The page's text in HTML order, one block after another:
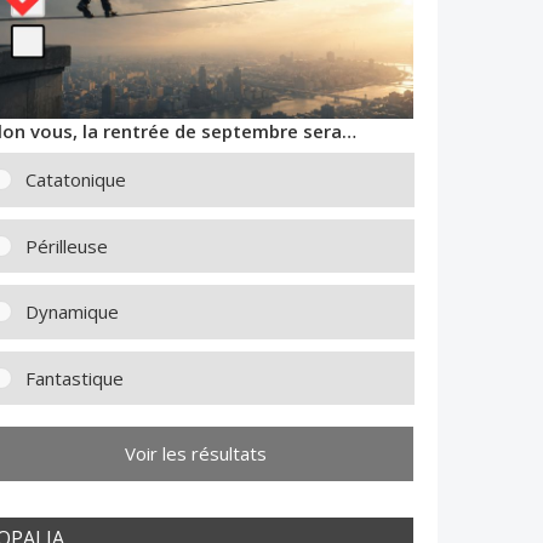
vous, la rentrée de septembre sera…
Catatonique
Périlleuse
Dynamique
Fantastique
Voir les résultats